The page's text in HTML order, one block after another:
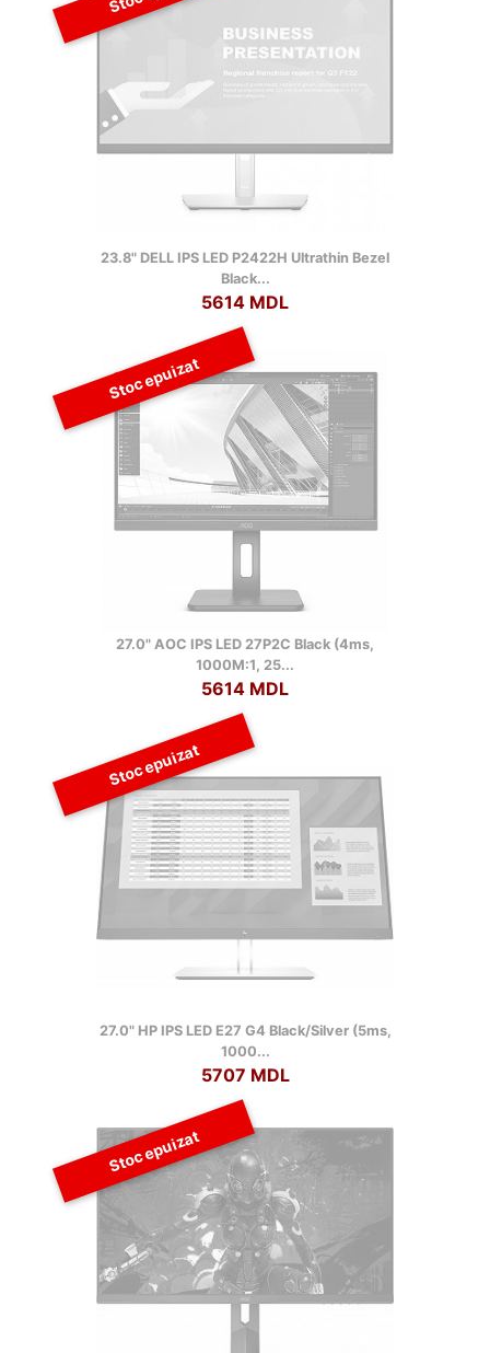
23.8" DELL IPS LED P2422H Ultrathin Bezel
Black...
5614 MDL
Stoc epuizat
27.0" AOC IPS LED 27P2C Black (4ms,
1000M:1, 25...
5614 MDL
Stoc epuizat
27.0" HP IPS LED E27 G4 Black/Silver (5ms,
1000...
5707 MDL
Stoc epuizat